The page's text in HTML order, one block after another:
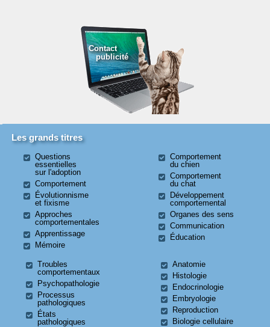
Contact
publicité
Les grands titres
Questions
essentielles
sur l'adoption
Comportement
Évolutionnisme
et fixisme
Approches
comportementales
Apprentissage
Mémoire
Comportement
du chien
Comportement
du chat
Développement
comportemental
Organes des sens
Communication
Éducation
Troubles
comportementaux
Psychopathologie
Processus
pathologiques
États
pathologiques
Anatomie
Histologie
Endocrinologie
Embryologie
Reproduction
Biologie cellulaire